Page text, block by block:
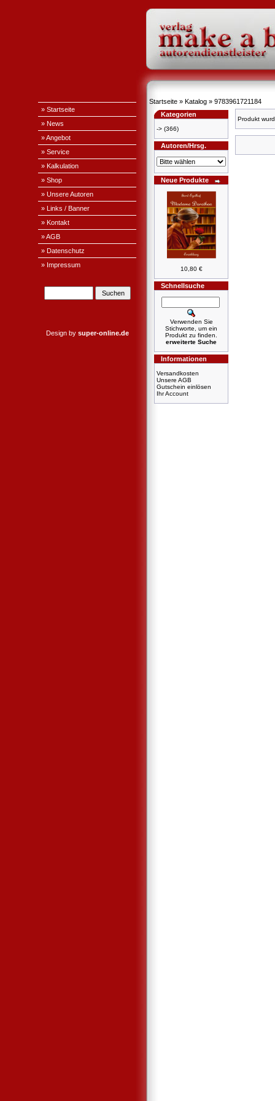
» Startseite
» News
» Angebot
» Service
» Kalkulation
» Shop
» Unsere Autoren
» Links / Banner
» Kontakt
» AGB
» Datenschutz
» Impressum
Design by super-online.de
Startseite » Katalog » 9783961721184
Kategorien
-> (366)
Autoren/Hrsg.
Neue Produkte
10,80 €
Schnellsuche
Verwenden Sie
Stichworte, um ein
Produkt zu finden.
erweiterte Suche
Informationen
Versandkosten
Unsere AGB
Gutschein einlösen
Ihr Account
Produkt